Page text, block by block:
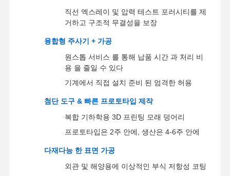
공장 투어 품질 관리
사건
지금 챗팅하
직선 엑스레이 및 압력 테스트 포러시티를 제
거하고 구조적 무결성을 보장
융합형 주사기 + 가공
원스톱 서비스 를 통해 납품 시간 과 처리 비
용 을 줄일 수 있다
기계에서 직접 설치 준비 된 엄격한 허용
첨단 도구 & 빠른 프로토타입 제작
복합 기하학용 3D 프린팅 모래 덩어리
프로토타입은 2주 안에, 생산은 4-6주 안에
다재다능 한 표면 가공
외관 및 해양용에 이상적인 부식 저항성 코팅